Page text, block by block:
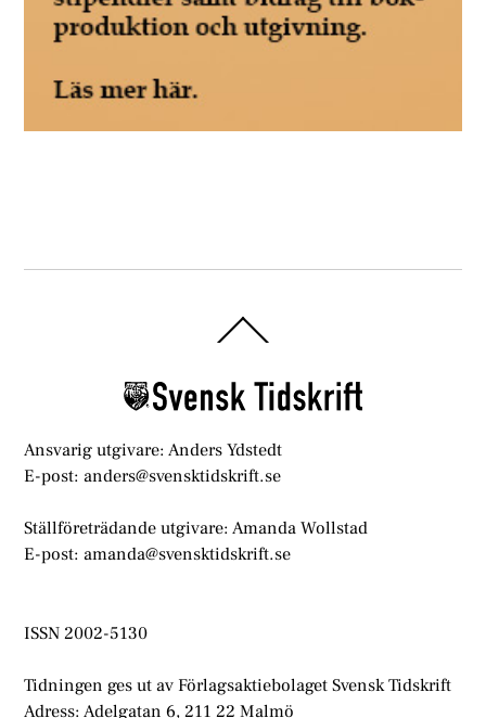
To
Ansvarig utgivare: Anders Ydstedt
E-post: anders@svensktidskrift.se
Ställföreträdande utgivare: Amanda Wollstad
E-post: amanda@svensktidskrift.se
ISSN 2002-5130
Tidningen ges ut av Förlagsaktiebolaget Svensk Tidskrift
Adress: Adelgatan 6, 211 22 Malmö